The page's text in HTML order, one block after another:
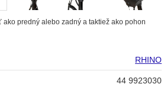
ako predný alebo zadný a taktiež ako pohon
RHINO
44 9923030